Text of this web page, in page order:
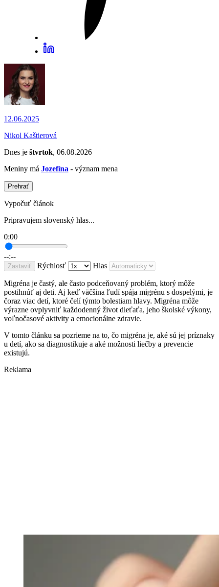
12.06.2025
Nikol Kaštierová
Dnes je štvrtok, 06.08.2026
Meniny má Jozefína - význam mena
Prehrať
Vypočuť článok
Pripravujem slovenský hlas...
0:00
--:--
Zastaviť Rýchlosť Hlas
Migréna je častý, ale často podceňovaný problém, ktorý môže
postihnúť aj deti. Aj keď väčšina ľudí spája migrénu s dospelými, je
čoraz viac detí, ktoré čelí týmto bolestiam hlavy. Migréna môže
výrazne ovplyvniť každodenný život dieťaťa, jeho školské výkony,
voľnočasové aktivity a emocionálne zdravie.
V tomto článku sa pozrieme na to, čo migréna je, aké sú jej príznaky
u detí, ako sa diagnostikuje a aké možnosti liečby a prevencie
existujú.
Reklama